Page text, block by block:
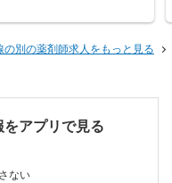
の別の薬剤師求人をもっと見る
アプリで見る
ない